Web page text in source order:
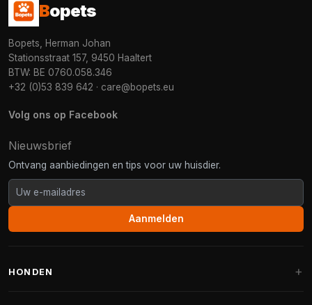
Bopets
Bopets, Herman Johan
Stationsstraat 157, 9450 Haaltert
BTW: BE 0760.058.346
+32 (0)53 839 642 · care@bopets.eu
Volg ons op Facebook
Nieuwsbrief
Ontvang aanbiedingen en tips voor uw huisdier.
Aanmelden
HONDEN